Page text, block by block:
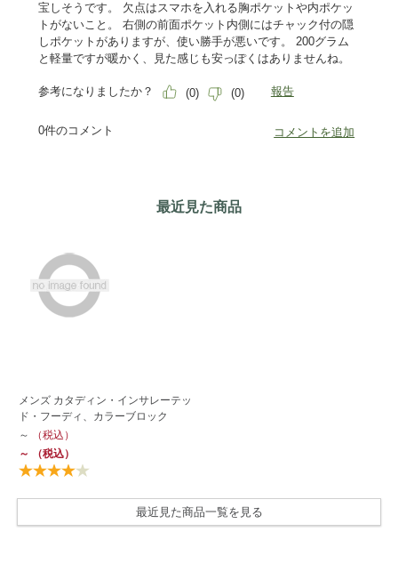
最近見た商品
メンズ カタディン・インサレーテッ
ド・フーディ、カラーブロック
～
（税込）
～
（税込）
最近見た商品一覧を見る